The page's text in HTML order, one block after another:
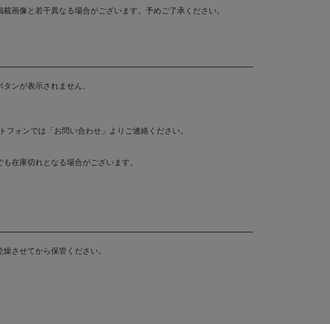
画像と若干異なる場合がございます。予めご了承ください。
ンが表示されません。
ォンでは「お問い合わせ」よりご連絡ください。
在庫切れとなる場合がございます。
させてから保管ください。